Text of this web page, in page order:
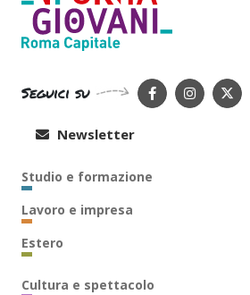
Seguici su
Newsletter
Studio e formazione
Lavoro e impresa
Estero
Cultura e spettacolo